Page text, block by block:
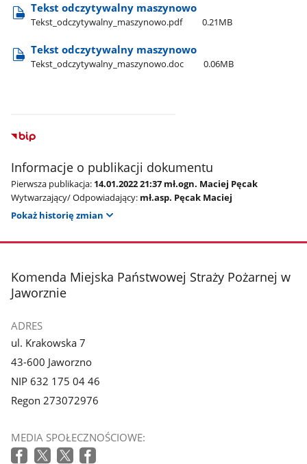
Tekst odczytywalny maszynowo
Tekst​_odczytywalny​_maszynowo.pdf 0.21MB
Tekst odczytywalny maszynowo
Tekst​_odczytywalny​_maszynowo.doc 0.06MB
Informacje o publikacji dokumentu
Pierwsza publikacja: 14.01.2022 21:37 mł.ogn. Maciej Pęcak
Wytwarzający/ Odpowiadający: mł.asp. Pęcak Maciej
Pokaż historię zmian
stopka
Komenda Miejska Państwowej Straży Pożarnej w
Jaworznie
ADRES
ul. Krakowska 7
43-600 Jaworzno
NIP 632 175 04 46
Regon 273072976
MEDIA SPOŁECZNOŚCIOWE: